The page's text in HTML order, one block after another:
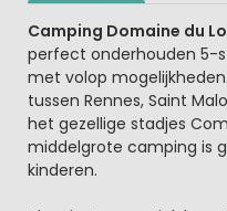
Beschrijving
Camping Domaine du
perfect onderhouden 5-
met volop
tussen Rennes, Saint
het gezellige stadjes
middelgrote camping is
kinderen.